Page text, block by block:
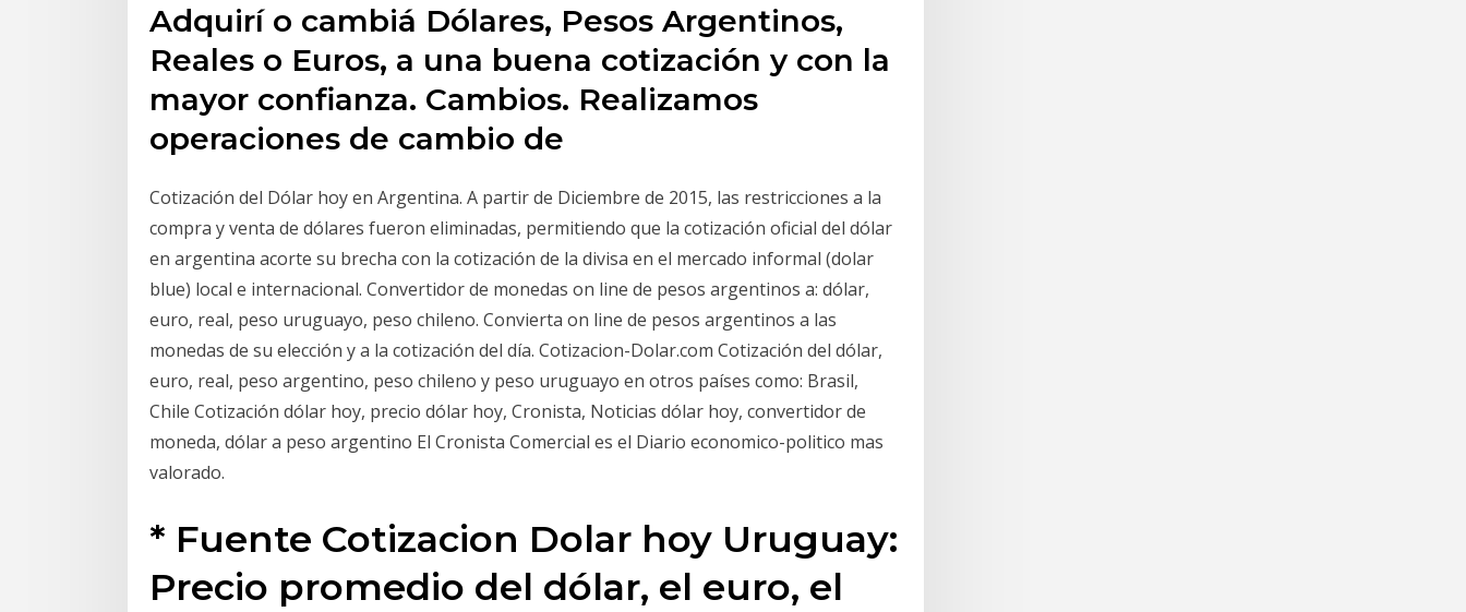
Adquirí o cambiá Dólares, Pesos Argentinos,
Reales o Euros, a una buena cotización y con la
mayor confianza. Cambios. Realizamos
operaciones de cambio de
Cotización del Dólar hoy en Argentina. A partir de Diciembre de 2015, las restricciones a la
compra y venta de dólares fueron eliminadas, permitiendo que la cotización oficial del dólar
en argentina acorte su brecha con la cotización de la divisa en el mercado informal (dolar
blue) local e internacional. Convertidor de monedas on line de pesos argentinos a: dólar,
euro, real, peso uruguayo, peso chileno. Convierta on line de pesos argentinos a las
monedas de su elección y a la cotización del día. Cotizacion-Dolar.com Cotización del dólar,
euro, real, peso argentino, peso chileno y peso uruguayo en otros países como: Brasil,
Chile Cotización dólar hoy, precio dólar hoy, Cronista, Noticias dólar hoy, convertidor de
moneda, dólar a peso argentino El Cronista Comercial es el Diario economico-politico mas
valorado.
* Fuente Cotizacion Dolar hoy Uruguay:
Precio promedio del dólar, el euro, el